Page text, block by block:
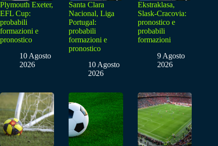
Plymouth Exeter,
EFL Cup:
probabili
formazioni e
pronostico
10 Agosto
2026
Santa Clara
Nacional, Liga
Portugal:
probabili
formazioni e
pronostico
10 Agosto
2026
Ekstraklasa,
Slask-Cracovia:
pronostico e
probabili
formazioni
9 Agosto
2026